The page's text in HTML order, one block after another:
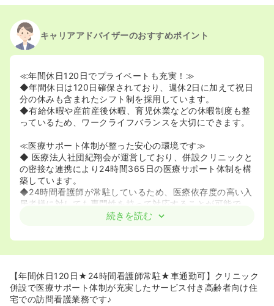
2025/08/20正看護師の募集を開始
2025/01/24
キャリアアドバイザーのおすすめポイント
≪年間休日120日でプライベートも充実！≫
◆年間休日は120日確保されており、週休2日に加えて祝日
分の休みも含まれたシフト制を採用しています。
◆有給休暇や産前産後休暇、育児休業などの休暇制度も整
っているため、ワークライフバランスを大切にできます。
≪医療サポート体制が整った安心の環境です≫
◆ 医療法人社団紀翔会が運営しており、併設クリニックと
の密接な連携により24時間365日の医療サポート体制を構
築しています。
◆24時間看護師が常駐しているため、医療依存度の高い入
居者様に対しても専門性を持って対応することが可能で
≪多職種連携によるスムーズな看護を提供できます≫
◆リハビリスタッフとの連携がスムーズなため、チーム一
丸となって入居者様の生活を支えることができます！
続きを読む
【年間休日120日★24時間看護師常駐★車通勤可】クリニック
併設で医療サポート体制が充実したサービス付き高齢者向け住
宅での訪問看護業務です♪